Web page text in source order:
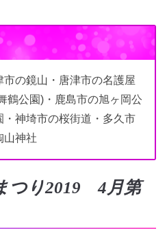
の鏡山・唐津市の名護屋
鶴公園)・鹿島市の旭ヶ岡公
・神埼市の桜街道・多久市
山神社
つり2019 4月第